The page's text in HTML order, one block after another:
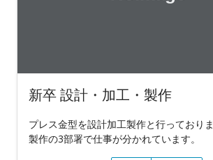
新卒 設計・加工・製作
プレス金型を設計加工製作と行っており
製作の3部署で仕事が分かれています。